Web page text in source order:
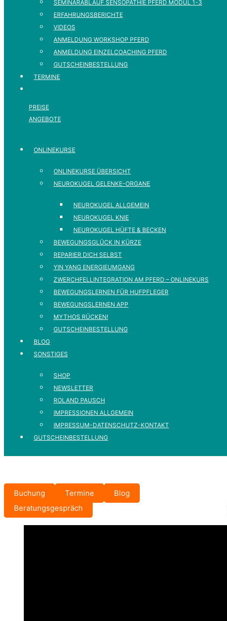
SEMINARABLAUF SENSOPATHIE PFERD MODUL 1-3
ERFAHRUNGSBERICHTE
VIDEOS
ANMELDUNG WORKSHOP PFERD
ANMELDUNG EINZELCOACHING PFERD
GUTSCHEINBESTELLUNG
TERMINE
PREISE
ANGEBOTE
ONLINEKURSE
ONLINEKURSE ÜBERSICHT
NEUROKUGEL GELENKE-ORGANE
NEUROKUGEL ALLGEMEIN
NEUROKUGEL KNIE
NEUROKUGEL HÜFTE & BECKEN
BEWEGUNGSGLÜCK IN KÜRZE
REPARIER DICH SELBST
YIN YANG ENERGIEUMGANG
ZWERCHFELLINTEGRATION AM PFERD – ONLINEKURS
BEWEGUNGSLERNEN FÜR HUFPFLEGER
BEWEGUNGSLERNEN APP
MYTHOS RÜCKEN!
GUTSCHEINBESTELLUNG
BLOG
SONSTIGES
SHOP
NEWSLETTER
ROLAND PAUSCH
IMPRESSIONEN ALLGEMEIN
IMPRESSUM-DATENSCHUTZ-KONTAKT
GUTSCHEINBESTELLUNG
Buchung Termine
Blog
Beratungsgespräch